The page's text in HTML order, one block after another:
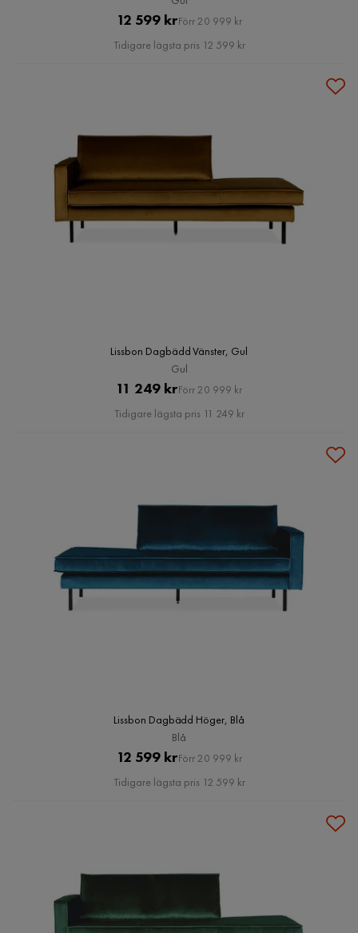
Pris
12 599 krOriginal
Pris
Förr 20 999 kr
Tidigare lägsta pris 12 599 kr
Lissbon Dagbädd Vänster, Gul
Gul
Pris
11 249 krOriginal
Pris
Förr 20 999 kr
Tidigare lägsta pris 11 249 kr
Lissbon Dagbädd Höger, Blå
Blå
Pris
12 599 krOriginal
Pris
Förr 20 999 kr
Tidigare lägsta pris 12 599 kr